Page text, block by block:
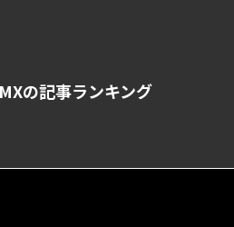
の記事ランキング